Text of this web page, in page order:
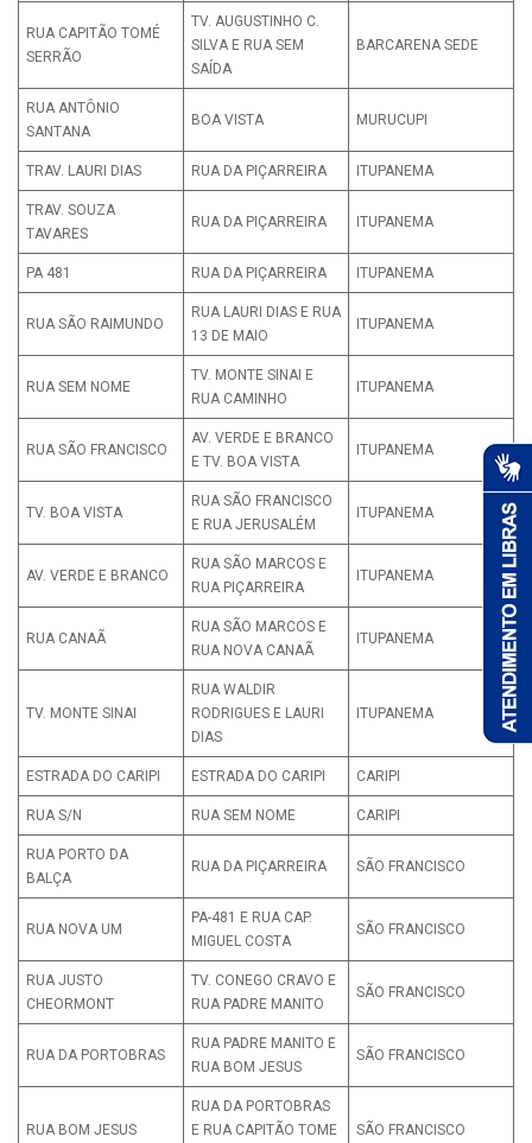
RUA CAPITÃO TOMÉ
SERRÃO
TV. AUGUSTINHO C.
SILVA E RUA SEM
SAÍDA
BARCARENA SEDE
RUA ANTÔNIO
SANTANA
BOA VISTA MURUCUPI
TRAV. LAURI DIAS RUA DA PIÇARREIRA ITUPANEMA
TRAV. SOUZA
TAVARES
RUA DA PIÇARREIRA ITUPANEMA
PA 481 RUA DA PIÇARREIRA ITUPANEMA
RUA SÃO RAIMUNDO
RUA LAURI DIAS E RUA
13 DE MAIO
ITUPANEMA
RUA SEM NOME
TV. MONTE SINAI E
RUA CAMINHO
ITUPANEMA
RUA SÃO FRANCISCO
AV. VERDE E BRANCO
E TV. BOA VISTA
ITUPANEMA
TV. BOA VISTA
RUA SÃO FRANCISCO
E RUA JERUSALÉM
ITUPANEMA
AV. VERDE E BRANCO
RUA SÃO MARCOS E
RUA PIÇARREIRA
ITUPANEMA
RUA CANAÃ
RUA SÃO MARCOS E
RUA NOVA CANAÃ
ITUPANEMA
TV. MONTE SINAI
RUA WALDIR
RODRIGUES E LAURI
DIAS
ITUPANEMA
ESTRADA DO CARIPI ESTRADA DO CARIPI CARIPI
RUA S/N RUA SEM NOME CARIPI
RUA PORTO DA
BALÇA
RUA DA PIÇARREIRA SÃO FRANCISCO
RUA NOVA UM
PA-481 E RUA CAP.
MIGUEL COSTA
SÃO FRANCISCO
RUA JUSTO
CHEORMONT
TV. CONEGO CRAVO E
RUA PADRE MANITO
SÃO FRANCISCO
RUA DA PORTOBRAS
RUA PADRE MANITO E
RUA BOM JESUS
SÃO FRANCISCO
RUA BOM JESUS
RUA DA PORTOBRAS
E RUA CAPITÃO TOME
SÃO FRANCISCO